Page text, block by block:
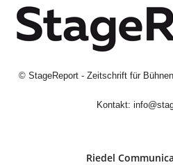
© StageReport - Zeitschrift für
Kontakt:
Riedel